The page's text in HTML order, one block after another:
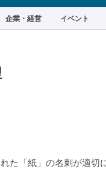
企業・経営 イベント
た「紙」の名刺が適切